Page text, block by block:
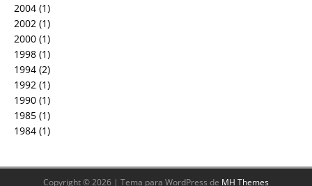
2004 (1)
2002 (1)
2000 (1)
1998 (1)
1994 (2)
1992 (1)
1990 (1)
1985 (1)
1984 (1)
Copyright © 2026 | Tema para WordPress de MH Themes